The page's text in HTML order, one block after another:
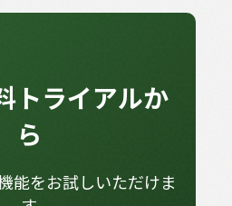
トライアルか
ら
能をお試しいただけま